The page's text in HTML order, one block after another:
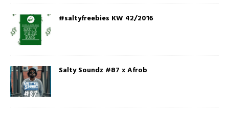
#saltyfreebies KW 42/2016
Salty Soundz #87 x Afrob